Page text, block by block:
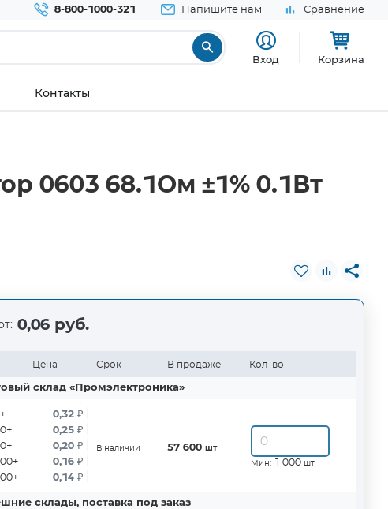
8-800-1000-321 Напишите нам Сравнение
Вход Корзина
Контакты
0603 68.1Ом ±1% 0.1Вт
0,06 руб.
Цена Срок В продаже Кол-во
склад «Промэлектроника»
0,32 ₽
0,25 ₽
0,20 ₽
0,16 ₽
0,14 ₽
В наличии 57 600 шт
Мин: 1 000 шт
склады, поставка под заказ